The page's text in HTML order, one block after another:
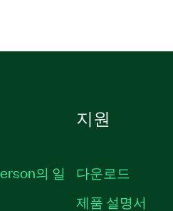
의 일
지원
다운로드
제품 설명서